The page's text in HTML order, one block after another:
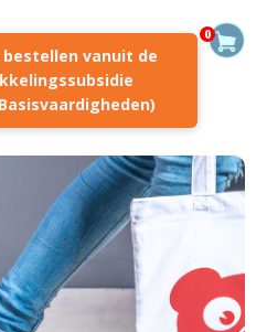
vanuit de
0